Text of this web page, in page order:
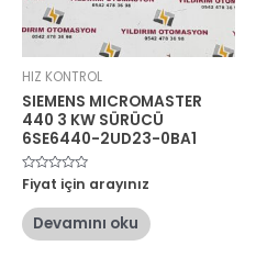
HIZ KONTROL
SIEMENS MICROMASTER
440 3 KW SÜRÜCÜ
6SE6440-2UD23-0BA1
5
üzerinden
oy
aldı
Fiyat için arayınız
Devamını oku